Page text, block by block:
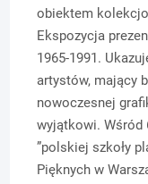
obiektem
Ekspozycja
1965-1991.
artystów, mający
nowoczesnej
wyjątkowi. Wśród
”polskiej szkoły
Pięknych w